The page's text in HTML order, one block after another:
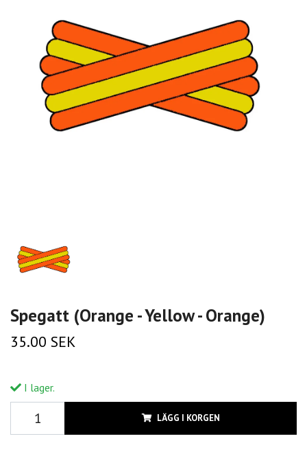
Spegatt (Orange - Yellow - Orange)
35.00 SEK
I lager.
LÄGG I KORGEN